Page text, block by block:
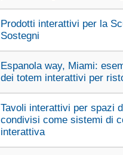
Prodotti interattivi per la
Sostegni
Espanola way, Miami:
dei totem interattivi per
Tavoli interattivi per spazi
condivisi come sistemi di
interattiva